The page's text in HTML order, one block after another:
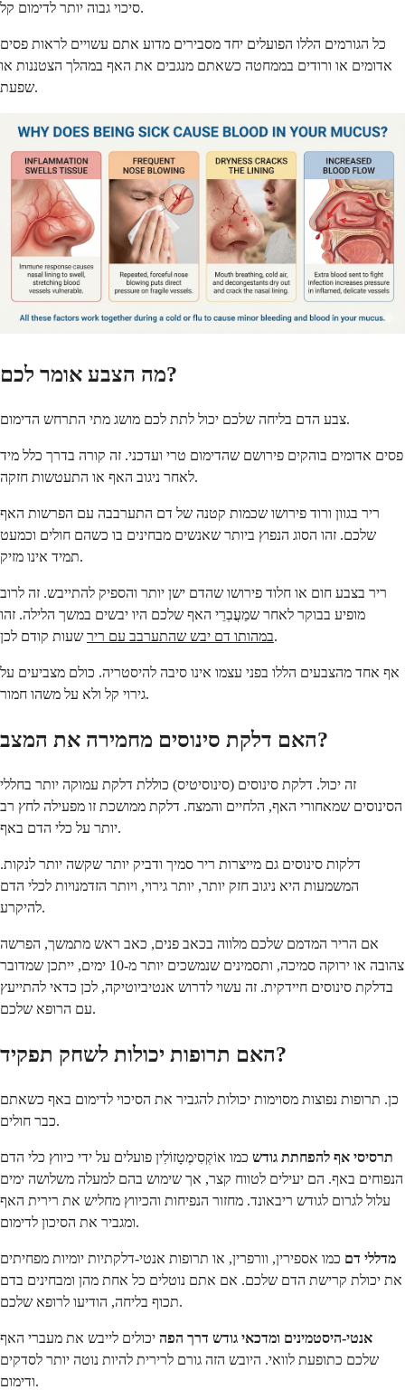
סיכוי גבוה יותר לדימום קל.
כל הגורמים הללו הפועלים יחד מסבירים מדוע אתם עשויים לראות פסים
אדומים או ורודים בממחטה כשאתם מנגבים את האף במהלך הצטננות או
שפעת.
מה הצבע אומר לכם?
צבע הדם בליחה שלכם יכול לתת לכם מושג מתי התרחש הדימום.
פסים אדומים בוהקים פירושם שהדימום טרי ועדכני. זה קורה בדרך כלל מיד
לאחר ניגוב האף או התעטשות חזקה.
ריר בגוון ורוד פירושו שכמות קטנה של דם התערבבה עם הפרשות האף
שלכם. זהו הסוג הנפוץ ביותר שאנשים מבחינים בו כשהם חולים וכמעט
תמיד אינו מזיק.
ריר בצבע חום או חלוד פירושו שהדם ישן יותר והספיק להתייבש. זה לרוב
מופיע בבוקר לאחר שמַעֲבְרֵי האף שלכם היו יבשים במשך הלילה. זהו
במהותו דם יבש שהתערבב עם רירשעות קודם לכן.
אף אחד מהצבעים הללו בפני עצמו אינו סיבה להיסטריה. כולם מצביעים על
גירוי קל ולא על משהו חמור.
האם דלקת סינוסים מחמירה את המצב?
זה יכול. דלקת סינוסים (סינוסיטיס) כוללת דלקת עמוקה יותר בחללי
הסינוסים שמאחורי האף, הלחיים והמצח. דלקת ממושכת זו מפעילה לחץ רב
יותר על כלי הדם באף.
דלקות סינוסים גם מייצרות ריר סמיך ודביק יותר שקשה יותר לנקות.
המשמעות היא ניגוב חזק יותר, יותר גירוי, ויותר הזדמנויות לכלי הדם
להיקרע.
אם הריר המדמם שלכם מלווה בכאב פנים, כאב ראש מתמשך, הפרשה
צהובה או ירוקה סמיכה, ותסמינים שנמשכים יותר מ-10 ימים, ייתכן שמדובר
בדלקת סינוסים חיידקית. זה עשוי לדרוש אנטיביוטיקה, לכן כדאי להתייעץ
עם הרופא שלכם.
האם תרופות יכולות לשחק תפקיד?
כן. תרופות נפוצות מסוימות יכולות להגביר את הסיכוי לדימום באף כשאתם
כבר חולים.
תרסיסי אף להפחתת גודש כמו אוֹקְסִימֶטָזוֹלִין פועלים על ידי כיווץ כלי הדם
הנפוחים באף. הם יעילים לטווח קצר, אך שימוש בהם למעלה משלושה ימים
עלול לגרום לגודש ריבאונד. מחזור הנפיחות והכיווץ מחליש את רירית האף
ומגביר את הסיכון לדימום.
מדללי דם כמו אספירין, וורפרין, או תרופות אנטי-דלקתיות יומיות מפחיתים
את יכולת קרישת הדם שלכם. אם אתם נוטלים כל אחת מהן ומבחינים בדם
תכוף בליחה, הודיעו לרופא שלכם.
אנטי-היסטמינים ומדכאי גודש דרך הפה יכולים לייבש את מעברי האף
שלכם כתופעת לוואי. היובש הזה גורם לרירית להיות נוטה יותר לסדקים
ודימום.